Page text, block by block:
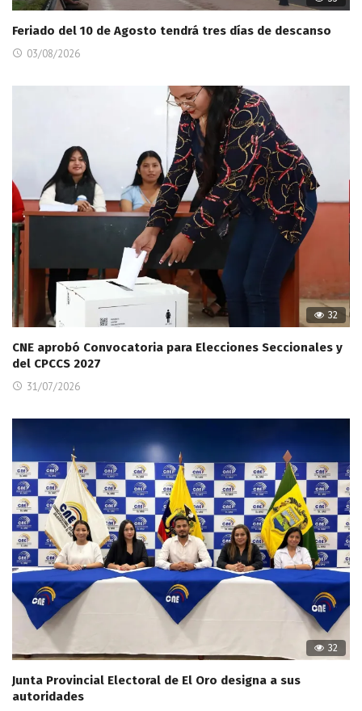
Feriado del 10 de Agosto tendrá tres días de descanso
03/08/2026
32
CNE aprobó Convocatoria para Elecciones Seccionales y
del CPCCS 2027
31/07/2026
32
Junta Provincial Electoral de El Oro designa a sus
autoridades